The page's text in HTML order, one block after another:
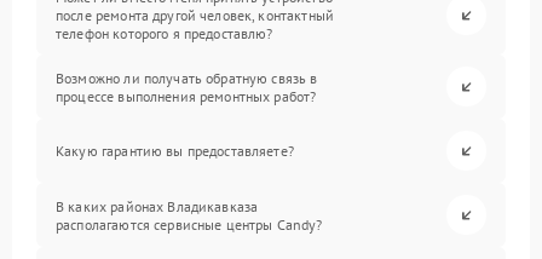
после ремонта другой человек, контактный
телефон которого я предоставлю?
Возможно ли получать обратную связь в
процессе выполнения ремонтных работ?
Какую гарантию вы предоставляете?
В каких районах Владикавказа
располагаются сервисные центры Candy?